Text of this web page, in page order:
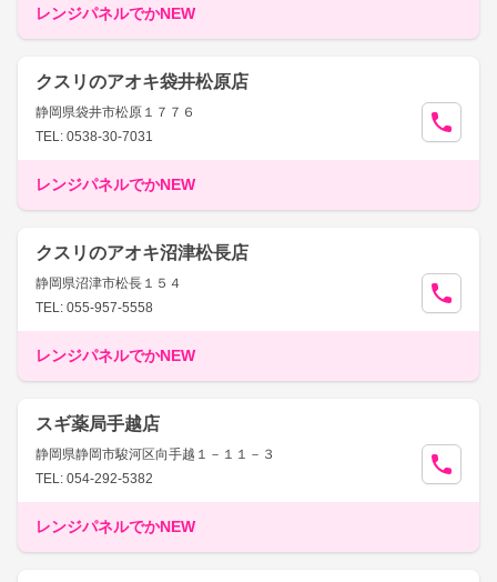
レンジパネルでかNEW
クスリのアオキ袋井松原店
静岡県袋井市松原１７７６
TEL: 0538-30-7031
レンジパネルでかNEW
クスリのアオキ沼津松長店
静岡県沼津市松長１５４
TEL: 055-957-5558
レンジパネルでかNEW
スギ薬局手越店
静岡県静岡市駿河区向手越１－１１－３
TEL: 054-292-5382
レンジパネルでかNEW